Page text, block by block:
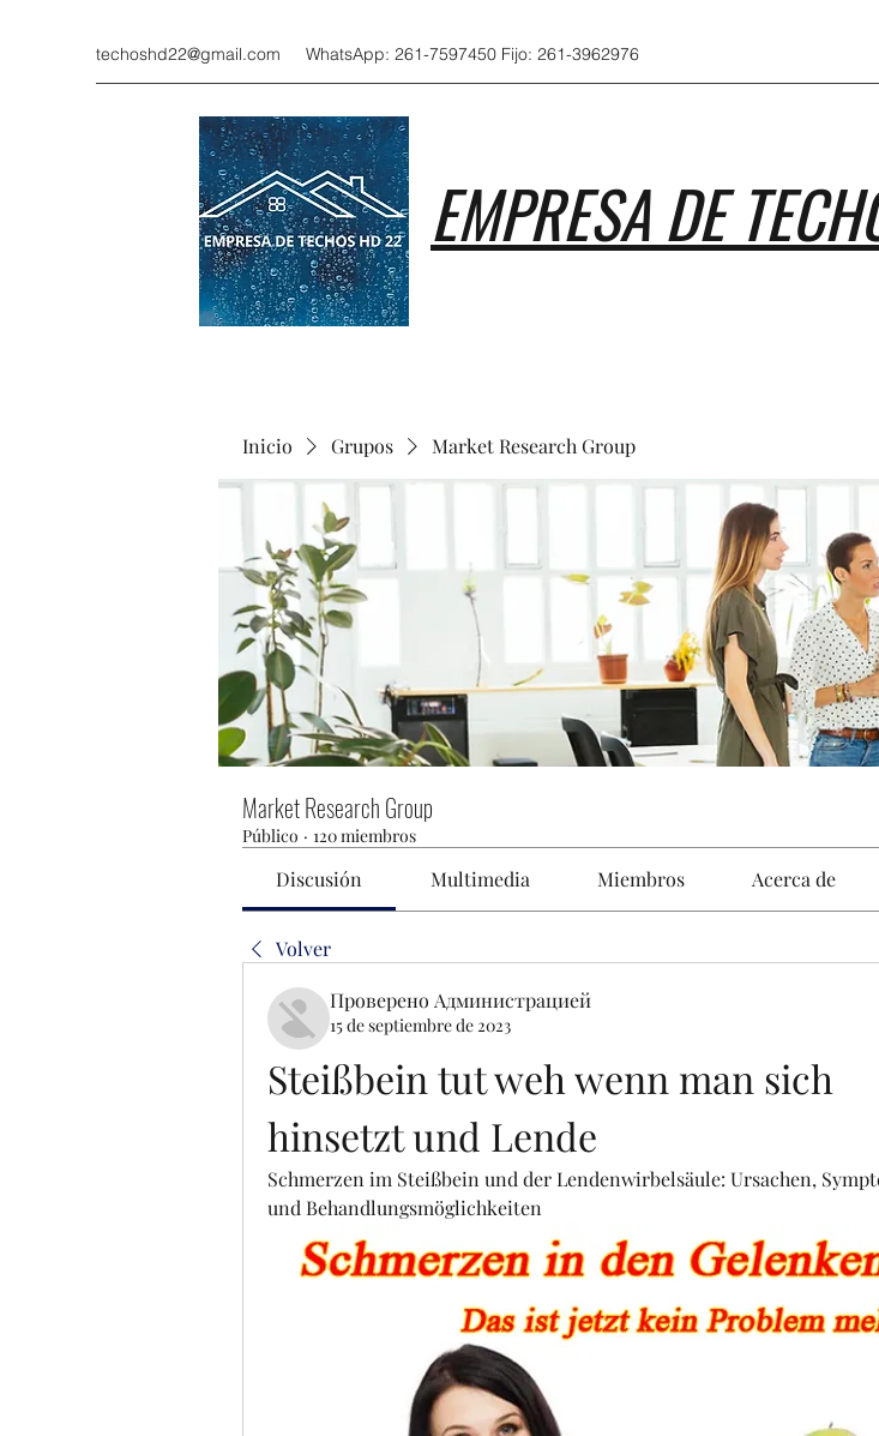
techoshd22@gmail.com WhatsApp: 261-7597450 Fijo: 261-3962976
EMPRESA DE
Inicio Grupos Market Research Group
Market Research Group
Público · 120 miembros
Discusión Multimedia Miembros Acerca de
Volver
Проверено Администрацией
15 de septiembre de 2023
Steißbein tut weh wenn man sich
hinsetzt und Lende
Schmerzen im Steißbein und der Lendenwirbelsäule: Ursachen,
und Behandlungsmöglichkeiten